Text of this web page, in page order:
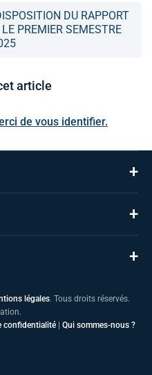
DU RAPPORT
PREMIER SEMESTRE
article
de vous identifier.
+
+
+
légales. Tous droits réservés.
confidentialité | Qui sommes-nous ?